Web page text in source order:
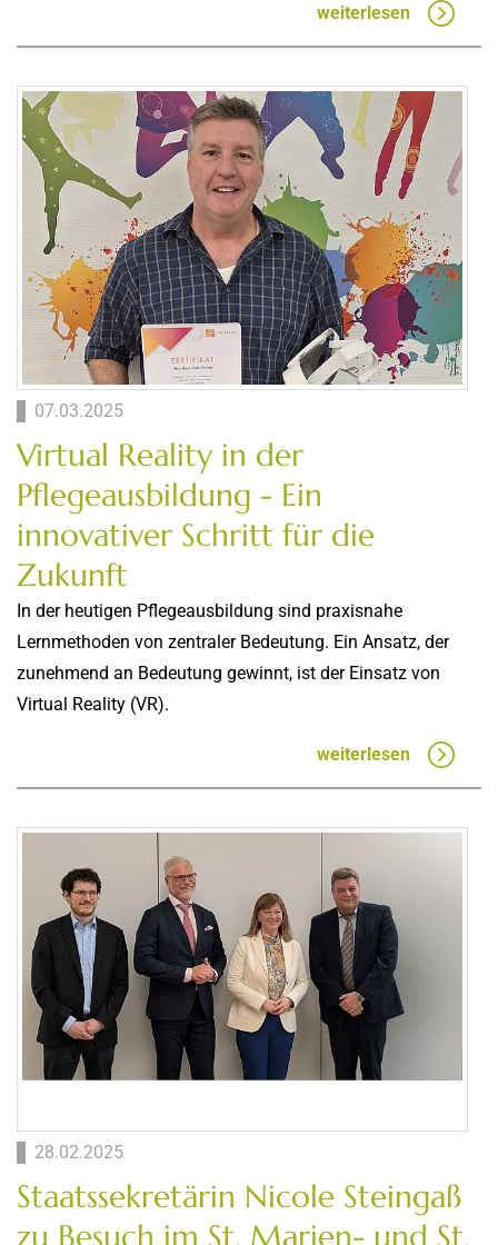
weiterlesen
07.03.2025
Virtual Reality in der
Pflegeausbildung - Ein
innovativer Schritt für die
Zukunft
In der heutigen Pflegeausbildung sind praxisnahe
Lernmethoden von zentraler Bedeutung. Ein Ansatz, der
zunehmend an Bedeutung gewinnt, ist der Einsatz von
Virtual Reality (VR).
weiterlesen
28.02.2025
Staatssekretärin Nicole Steingaß
zu Besuch im St. Marien- und St.